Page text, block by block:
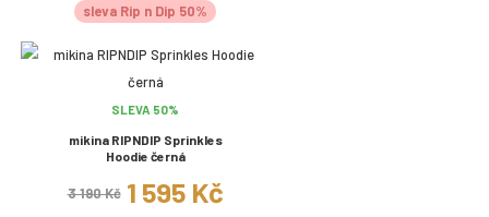
sleva Rip n Dip 50%
SLEVA 50%
mikina RIPNDIP Sprinkles
Hoodie černá
3 190 Kč 1 595 Kč